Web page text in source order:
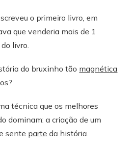
o primeiro livro, em
que venderia mais de 1
livro.
do bruxinho tão magnética
técnica que os melhores
dominam: a criação de um
sente parte da história.